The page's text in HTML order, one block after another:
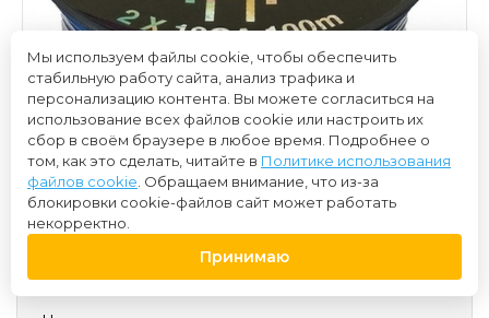
350 ₽
Мы используем файлы cookie, чтобы обеспечить
стабильную работу сайта, анализ трафика и
персонализацию контента. Вы можете согласиться на
использование всех файлов cookie или настроить их
сбор в своём браузере в любое время. Подробнее о
том, как это сделать, читайте в Политике использования
файлов cookie . Обращаем внимание, что из-за
блокировки cookie-файлов сайт может работать
некорректно.
Принимаю